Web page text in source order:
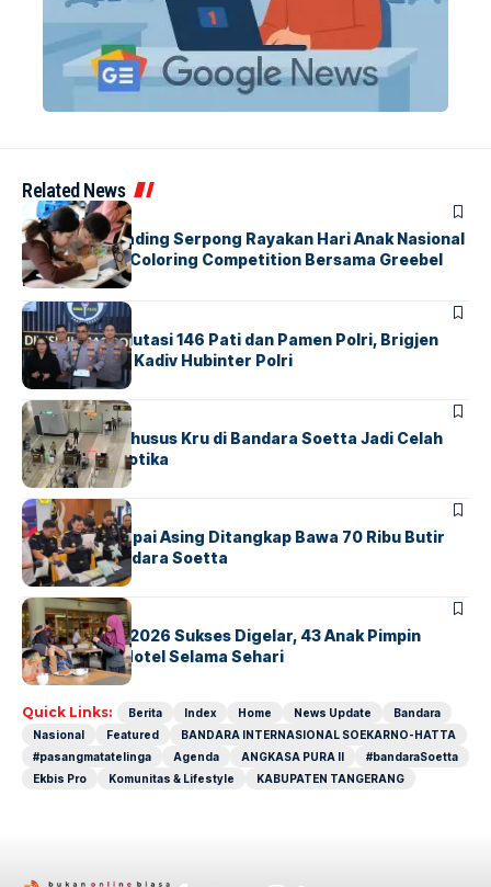
Related News
BERITAINDEX
Atria Hotel Gading Serpong Rayakan Hari Anak Nasional
Lewat Family Coloring Competition Bersama Greebel
Indonesia
BERITA
Mabes Polri Mutasi 146 Pati dan Pamen Polri, Brigjen
Untung Jabat Kadiv Hubinter Polri
BANDARABERITA
Ketika Jalur Khusus Kru di Bandara Soetta Jadi Celah
Sindikat Narkotika
BANDARA BERITA
Kopilot Maskapai Asing Ditangkap Bawa 70 Ribu Butir
Ekstasi di Bandara Soetta
BERITAINDEX
GM For A Day 2026 Sukses Digelar, 43 Anak Pimpin
Operasional Hotel Selama Sehari
Quick Links: Berita Index Home News Update
Bandara
Nasional
Featured
BANDARA INTERNASIONAL SOEKARNO-HATTA
#pasangmatatelinga
Agenda ANGKASA PURA II
#bandaraSoetta
Ekbis Pro
Komunitas & Lifestyle KABUPATEN TANGERANG